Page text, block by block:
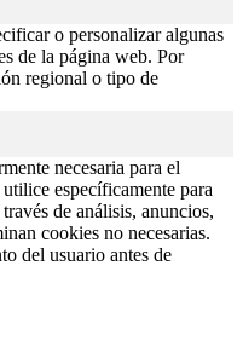
o personalizar algunas
de la página web. Por
regional o tipo de
necesaria para el
específicamente para
de análisis, anuncios,
cookies no necesarias.
del usuario antes de